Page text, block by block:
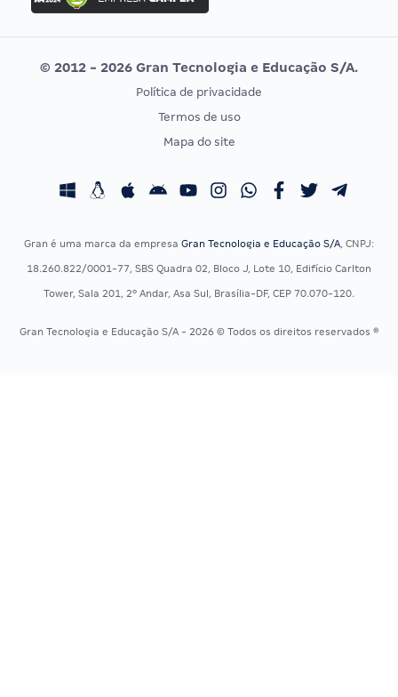
Concurso MPU
Editais publicados
Vunesp
CONCURSOS POR PROFISSÃO
Concursos Fiscais
Concursos Saúde
Residência Multiprofissional
EXAME DE ORDEM
Calendário OAB
© 2012 - 2026 Gran Tecnologia e Educação S/A.
Política de privacidade
Termos de uso
Mapa do site
Gran é uma marca da empresa Gran Tecnologia e Educação S/A, CNPJ:
18.260.822/0001-77, SBS Quadra 02, Bloco J, Lote 10, Edifício Carlton
Tower, Sala 201, 2º Andar, Asa Sul, Brasília-DF, CEP 70.070-120.
Gran Tecnologia e Educação S/A - 2026 © Todos os direitos reservados ®